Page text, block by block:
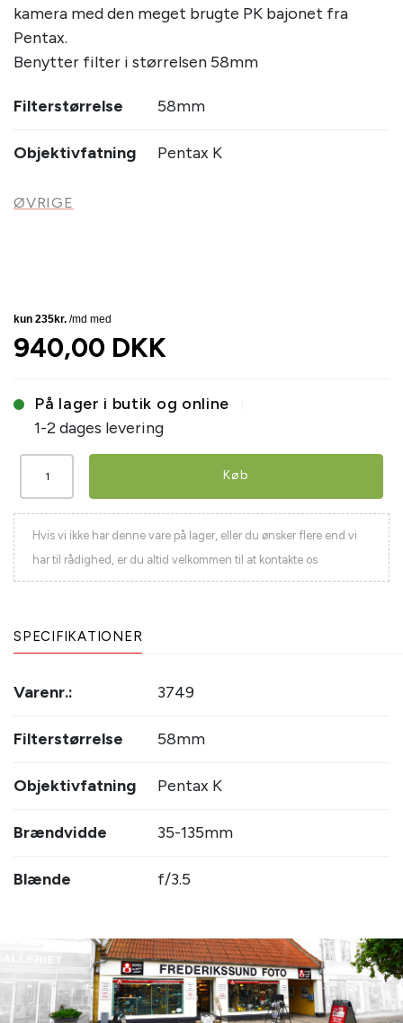
kamera med den meget brugte PK bajonet fra
Pentax.
Benytter filter i størrelsen 58mm
Filterstørrelse 58mm
Objektivfatning Pentax K
ØVRIGE
940,00 DKK
På lager i butik og online
1-2 dages levering
Køb
Hvis vi ikke har denne vare på lager, eller du ønsker flere end vi
har til rådighed, er du altid velkommen til at kontakte os
SPECIFIKATIONER
Varenr.: 3749
Filterstørrelse 58mm
Objektivfatning Pentax K
Brændvidde 35-135mm
Blænde f/3.5